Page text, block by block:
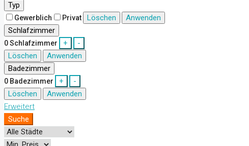
Typ
Gewerblich Privat Löschen
Anwenden
Schlafzimmer
0Schlafzimmer +
-
Löschen
Anwenden
Badezimmer
0 Badezimmer +
-
Löschen
Anwenden
Erweitert
Suche